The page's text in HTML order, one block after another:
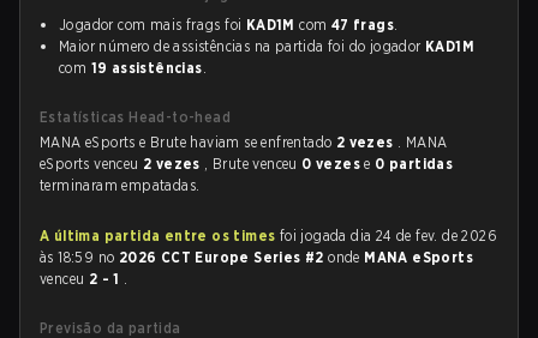
Jogador com mais frags foi KAD1M com 47 frags.
Maior número de assistências na partida foi do jogador KAD1M
com 19 assistências.
Estatísticas Head-to-head
MANA eSports e Brute haviam se enfrentado 2 vezes . MANA
eSports venceu 2 vezes , Brute venceu 0 vezese 0 partidas
terminaram empatadas.
A última partida entre os times foi jogada dia 24 de fev. de 2026
às 18:59 no 2026 CCT Europe Series #2onde MANA eSports
venceu 2 - 1 .
Previsão da partida